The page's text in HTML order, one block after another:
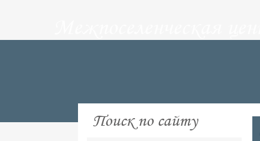
Поиск по сайту